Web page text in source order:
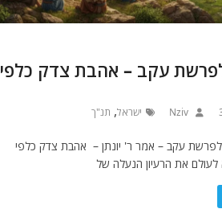
עקב – אהבת צדק כלפי
Nziv ישראל, תנ"ך
עקב – אמר ר' יונתן – אהבת צדק כלפי
לעולם את הרעיון הנעלה של